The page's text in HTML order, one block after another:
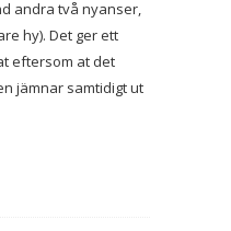
andra två nyanser,
hy). Det ger ett
eftersom at det
jämnar samtidigt ut